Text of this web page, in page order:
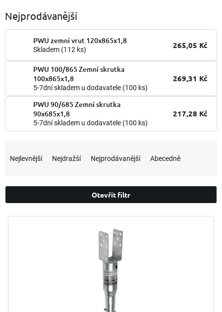
Nejprodávanější
PWU zemní vrut 120x865x1,8
Skladem (112 ks) 265,05 Kč
PWU 100/865 Zemní skrutka
100x865x1,8
5-7dní skladem u dodavatele (100 ks)
269,31 Kč
PWU 90/685 Zemní skrutka
90x685x1,8
5-7dní skladem u dodavatele (100 ks)
217,28 Kč
n
í
r
Nejlevnější Nejdražší Nejprodávanější Abecedně
Otevřít filtr
V